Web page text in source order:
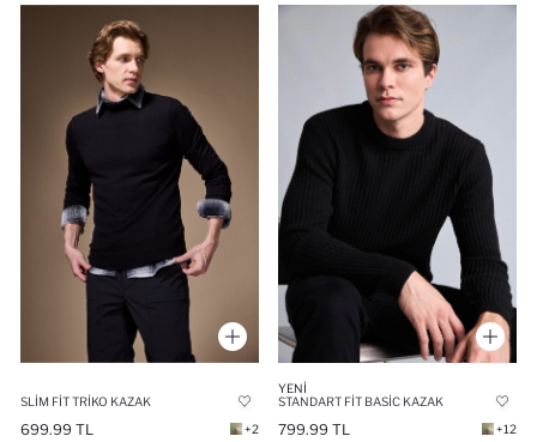
SLIM FIT TRIKO KAZAK
699.99 TL +2
YENI
STANDART FIT BASIC KAZAK
799.99 TL +12